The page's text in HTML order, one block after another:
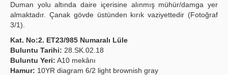
Duman yolu altında daire içerisine alınmış mühür/damga yer
almaktadır. Çanak gövde üstünden kırık vaziyettedir (Fotoğraf
3/1).
Kat. No:2. ET23/985 Numaralı Lüle
Buluntu Tarihi: 28.SK.02.18
Buluntu Yeri: A10 mekânı
Hamur: 10YR diagram 6/2 light brownish gray